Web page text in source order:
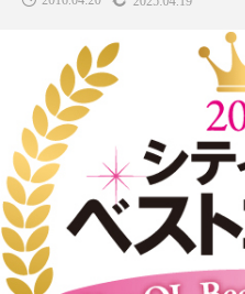
SNSの「加工顔」と美容医療｜AI
がもたらす可能性とこれから
2026.07.13